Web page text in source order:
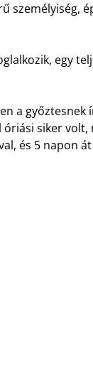
személyiség,
egy
a győztesnek
óriási siker volt,
és 5 napon